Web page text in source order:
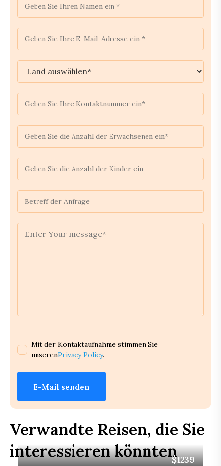
Mit der Kontaktaufnahme stimmen Sie
unserenPrivacy Policy.
E-Mail senden
Verwandte Reisen, die Sie
interessieren könnten$1239